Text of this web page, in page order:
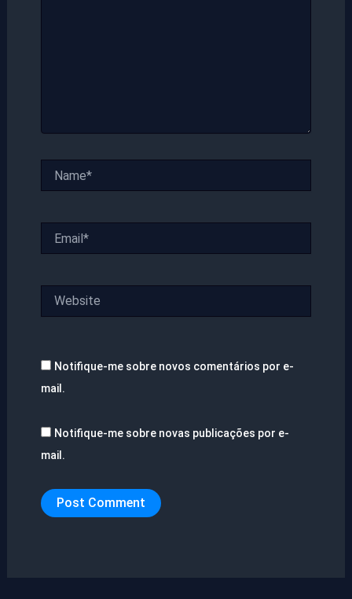
Notifique-me sobre novos comentários por e-
mail.
Notifique-me sobre novas publicações por e-
mail.